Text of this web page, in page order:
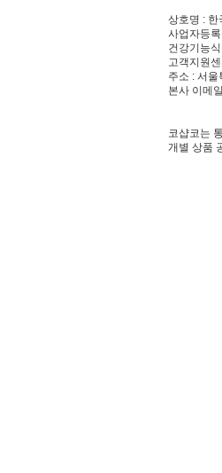
상호명 : 한
사업자등
건강기능
고객지원
주소 : 서
본사 이메
코샵코는
개별 상품